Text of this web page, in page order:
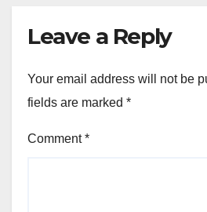
Leave a Reply
Your email address will not be
fields are marked *
Comment*